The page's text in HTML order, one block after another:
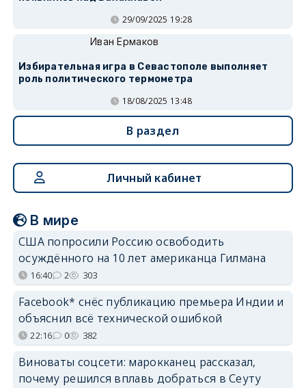
29/09/2025 19:28
Иван Ермаков
Избирательная игра в Севастополе выполняет
роль политического термометра
18/08/2025 13:48
В раздел
Личный кабинет
В мире
США попросили Россию освободить
осуждённого на 10 лет американца Гилмана
16:40 2 303
Facebook* снёс публикацию премьера Индии и
объяснил всё технической ошибкой
22:16 0 382
Виноваты соцсети: марокканец рассказал,
почему решился вплавь добраться в Сеуту